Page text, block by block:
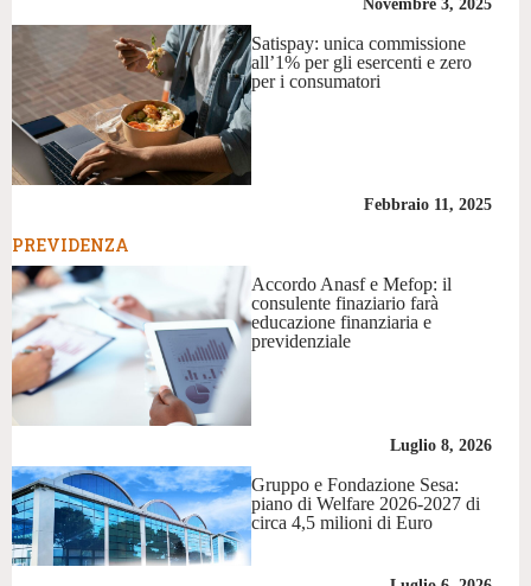
Novembre 3, 2025
Satispay: unica commissione
all’1% per gli esercenti e zero
per i consumatori
Febbraio 11, 2025
PREVIDENZA
Accordo Anasf e Mefop: il
consulente finaziario farà
educazione finanziaria e
previdenziale
Luglio 8, 2026
Gruppo e Fondazione Sesa:
piano di Welfare 2026-2027 di
circa 4,5 milioni di Euro